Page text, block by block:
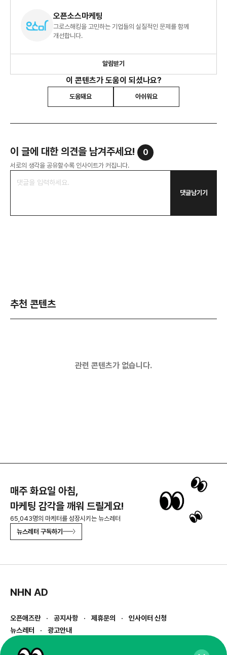
오픈소스마케팅
그로스해킹을 고민하는 기업들의 실질적인 문제를 함께
개선합니다.
알림받기
이 콘텐츠가 도움이 되셨나요?
도움돼요 아쉬워요
이 글에 대한 의견을 남겨주세요! 0
서로의 생각을 공유할수록 인사이트가 커집니다.
댓글남기기
추천 콘텐츠
관련 콘텐츠가 없습니다.
매주 화요일 아침,
마케팅 감각을 깨워 드릴게요!
65,043명의 마케터를 성장시키는 뉴스레터
뉴스레터 구독하기
NHN AD
오픈애즈란 공지사항 제휴문의
인사이터 신청
뉴스레터
광고안내